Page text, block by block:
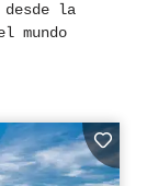
la
mundo